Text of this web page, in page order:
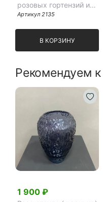
розовых гортензий и
эвкалипта
Артикул 2135
В КОРЗИНУ
Рекомендуем к
1 900 ₽